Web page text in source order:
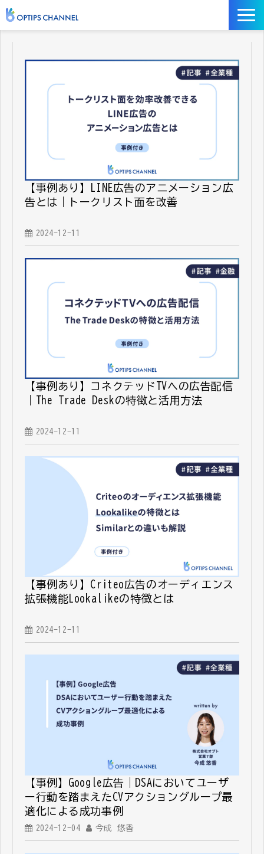
お役立ち資料
サービス／ツール
【事例あり】LINE広告のアニメーション広
告とは｜トークリスト面を改善
2024-12-11
【事例あり】コネクテッドTVへの広告配信
｜The Trade Deskの特徴と活用方法
2024-12-11
【事例あり】Criteo広告のオーディエンス
拡張機能Lookalikeの特徴とは
2024-12-11
【事例】Google広告｜DSAにおいてユーザ
ー行動を踏まえたCVアクショングループ最
適化による成功事例
2024-12-04 今成 悠香